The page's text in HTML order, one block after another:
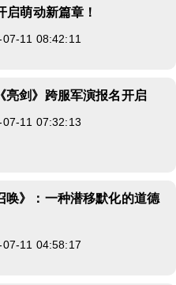
启萌动新篇章！
11 08:42:11
亮剑》跨服军演报名开启
07-11 07:32:13
唤》：一种潜移默化的道德
07-11 04:58:17